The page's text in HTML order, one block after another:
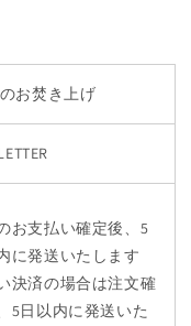
お焚き上げ
お支払い確定後、5
に発送いたします
決済の場合は注文確
5日以内に発送いた